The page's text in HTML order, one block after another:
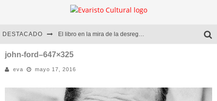
DESTACADO El libro en la mira de la desregulación
Marcelo Rubio | El llovedor
Diego Meret | Hotel Acapulco
Alejandra Correa | La nieve
john-ford–647×325
eva mayo 17, 2016